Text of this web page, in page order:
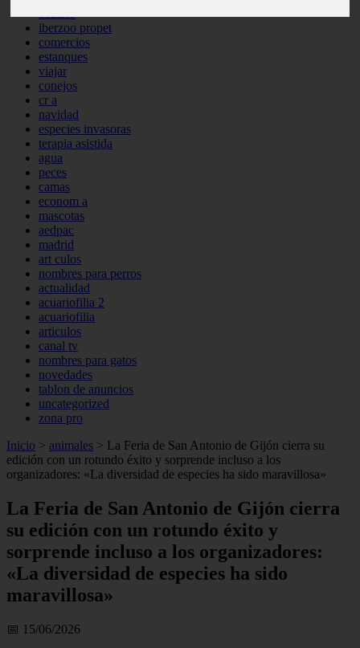
iberzoo propet
comercios
estanques
viajar
conejos
cr a
navidad
especies invasoras
terapia asistida
agua
peces
camas
econom a
mascotas
aedpac
madrid
art culos
nombres para perros
actualidad
acuariofilia 2
acuariofilia
articulos
canal tv
nombres para gatos
novedades
tablon de anuncios
uncategorized
zona pro
Inicio > animales > La Feria de San Antonio de Gijón cierra su
edición con un rotundo éxito y sorprende incluso a los
organizadores: «La diversidad de especies ha sido maravillosa»
La Feria de San Antonio de Gijón cierra
su edición con un rotundo éxito y
sorprende incluso a los organizadores:
«La diversidad de especies ha sido
maravillosa»
📅 15/06/2026